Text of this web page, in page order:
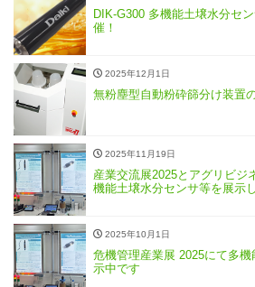
DIK-G300 多機能土壌水分セ
催！
2025年12月1日
無粉塵型自動粉砕篩分け装置
2025年11月19日
産業交流展2025とアグリビジ
機能土壌水分センサ等を展示
2025年10月1日
危機管理産業展 2025にて多
示中です